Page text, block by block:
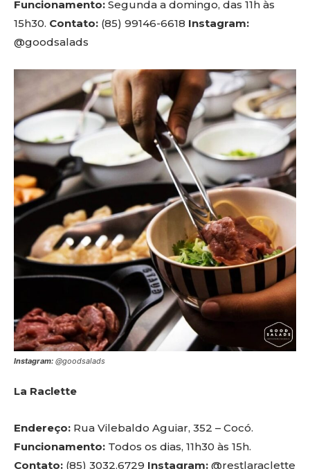
Funcionamento: Segunda a domingo, das 11h às
15h30. Contato: (85) 99146-6618 Instagram:
@goodsalads
Instagram: @goodsalads
La Raclette
Endereço: Rua Vilebaldo Aguiar, 352 – Cocó.
Funcionamento: Todos os dias, 11h30 às 15h.
Contato: (85) 3032.6729 Instagram: @restlaraclette